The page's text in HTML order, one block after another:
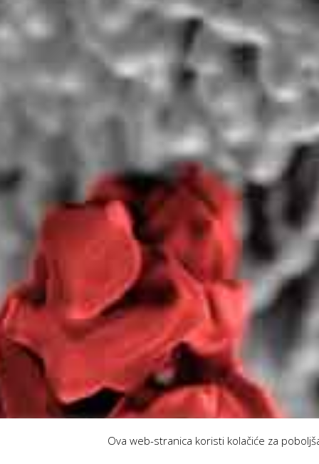
Ova web-stranica koristi kolačiće za